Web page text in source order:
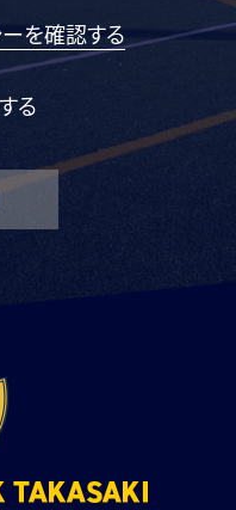
を確認する
る